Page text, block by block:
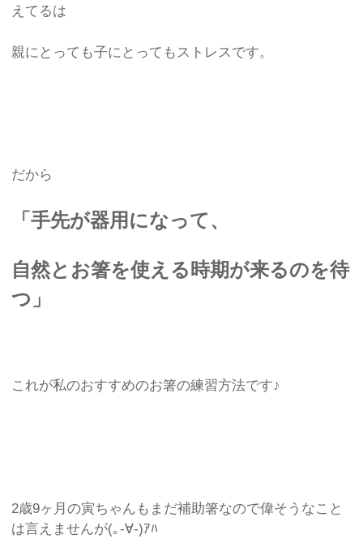
えてるは
親にとっても子にとってもストレスです。
だから
「手先が器用になって、
自然とお箸を使える時期が来るのを待
つ」
これが私のおすすめのお箸の練習方法です♪
2歳9ヶ月の寅ちゃんもまだ補助箸なので偉そうなこと
は言えませんが(｡-∀-)ｱﾊ